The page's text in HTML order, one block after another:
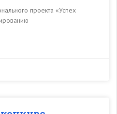
проекта «Успех